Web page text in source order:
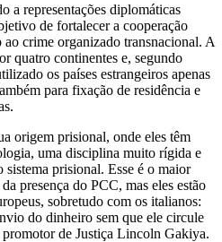
a representações diplomáticas
de fortalecer a cooperação
crime organizado transnacional. A
quatro continentes e, segundo
os países estrangeiros apenas
para fixação de residência e
origem prisional, onde eles têm
uma disciplina muito rígida e
prisional. Esse é o maior
presença do PCC, mas eles estão
sobretudo com os italianos:
do dinheiro sem que ele circule
de Justiça Lincoln Gakiya.